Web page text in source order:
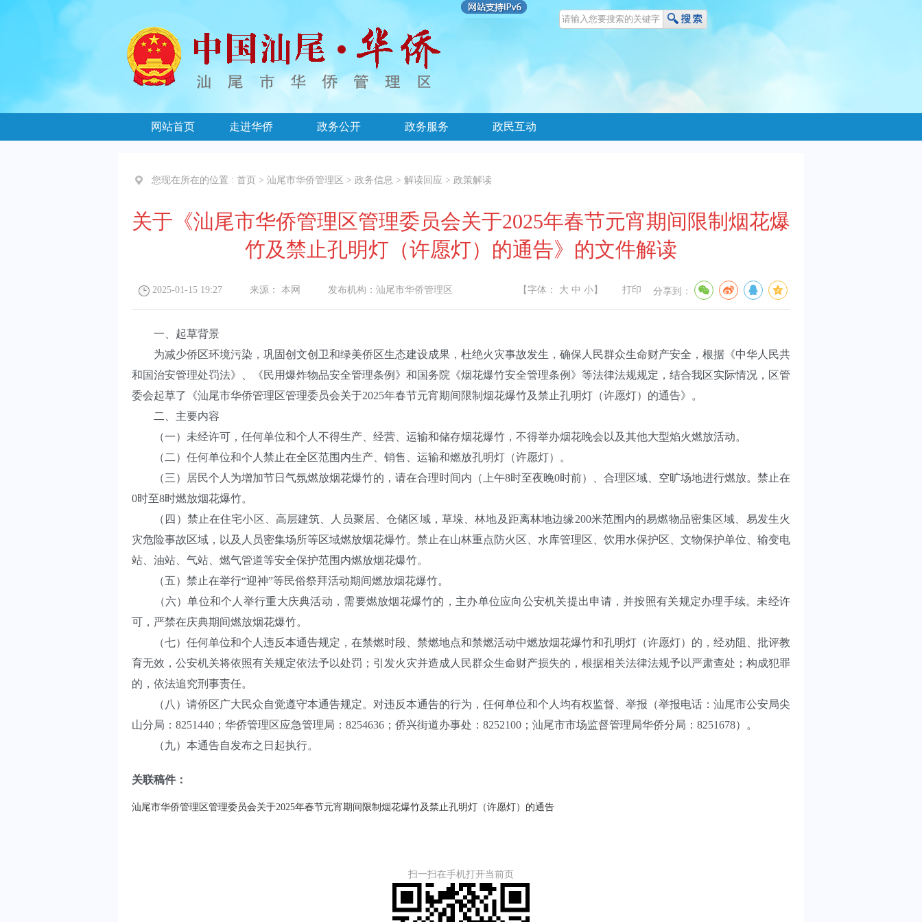
网站首页 走进华侨 政务公开 政务服务 政民互动
您现在所在的位置 : 首页 > 汕尾市华侨管理区 > 政务信息 > 解读回应 > 政策解读
关于《汕尾市华侨管理区管理委员会关于2025年春节元宵期间限制烟花爆
竹及禁止孔明灯（许愿灯）的通告》的文件解读
2025-01-15 19:27 来源： 本网 发布机构： 汕尾市华侨管理区 【字体： 大 中 小 】 打印 分享到：
一、起草背景
为减少侨区环境污染，巩固创文创卫和绿美侨区生态建设成果，杜绝火灾事故发生，确保人民群众生命财产安全，根据《中华人民共
和国治安管理处罚法》、《民用爆炸物品安全管理条例》和国务院《烟花爆竹安全管理条例》等法律法规规定，结合我区实际情况，区管
委会起草了《汕尾市华侨管理区管理委员会关于2025年春节元宵期间限制烟花爆竹及禁止孔明灯（许愿灯）的通告》。
二、主要内容
（一）未经许可，任何单位和个人不得生产、经营、运输和储存烟花爆竹，不得举办烟花晚会以及其他大型焰火燃放活动。
（二）任何单位和个人禁止在全区范围内生产、销售、运输和燃放孔明灯（许愿灯）。
（三）居民个人为增加节日气氛燃放烟花爆竹的，请在合理时间内（上午8时至夜晚0时前）、合理区域、空旷场地进行燃放。禁止在
0时至8时燃放烟花爆竹。
（四）禁止在住宅小区、高层建筑、人员聚居、仓储区域，草垛、林地及距离林地边缘200米范围内的易燃物品密集区域、易发生火
灾危险事故区域，以及人员密集场所等区域燃放烟花爆竹。禁止在山林重点防火区、水库管理区、饮用水保护区、文物保护单位、输变电
站、油站、气站、燃气管道等安全保护范围内燃放烟花爆竹。
（五）禁止在举行“迎神”等民俗祭拜活动期间燃放烟花爆竹。
（六）单位和个人举行重大庆典活动，需要燃放烟花爆竹的，主办单位应向公安机关提出申请，并按照有关规定办理手续。未经许
可，严禁在庆典期间燃放烟花爆竹。
（七）任何单位和个人违反本通告规定，在禁燃时段、禁燃地点和禁燃活动中燃放烟花爆竹和孔明灯（许愿灯）的，经劝阻、批评教
育无效，公安机关将依照有关规定依法予以处罚；引发火灾并造成人民群众生命财产损失的，根据相关法律法规予以严肃查处；构成犯罪
的，依法追究刑事责任。
（八）请侨区广大民众自觉遵守本通告规定。对违反本通告的行为，任何单位和个人均有权监督、举报（举报电话：汕尾市公安局尖
山分局：8251440；华侨管理区应急管理局：8254636；侨兴街道办事处：8252100；汕尾市市场监督管理局华侨分局：8251678）。
（九）本通告自发布之日起执行。
关联稿件：
汕尾市华侨管理区管理委员会关于2025年春节元宵期间限制烟花爆竹及禁止孔明灯（许愿灯）的通告
扫一扫在手机打开当前页